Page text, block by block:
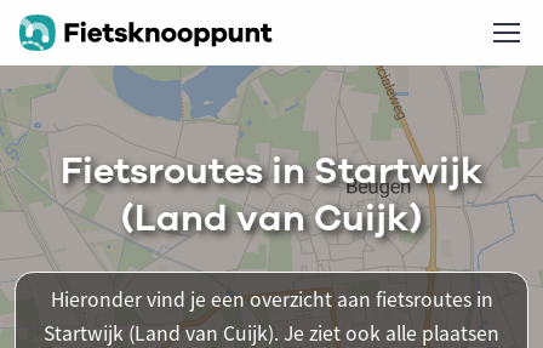
Fietsroutes in Startwijk
(Land van Cuijk)
Hieronder vind je een overzicht aan fietsroutes in
Startwijk (Land van Cuijk). Je ziet ook alle plaatsen